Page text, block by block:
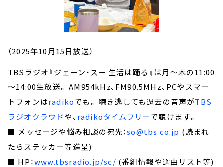
（2025年10月15日放送）
TBSラジオ『ジェーン・スー 生活は踊る』は月～木の11:00
～14:00生放送。 AM954kHz、FM90.5MHz、PCやスマー
トフォンはradikoでも。 聴き逃しても過去の音声がTBS
ラジオクラウドや、 radikoタイムフリーで聴けます。
■ メッセージや悩み相談の宛先：so@tbs.co.jp (読まれ
たらステッカー等進呈)
■ HP：www.tbsradio.jp/so/ (番組情報や選曲リスト等)